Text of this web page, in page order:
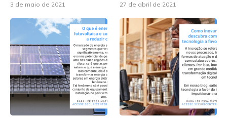
3 de maio de 2021 27 de abril de 2021